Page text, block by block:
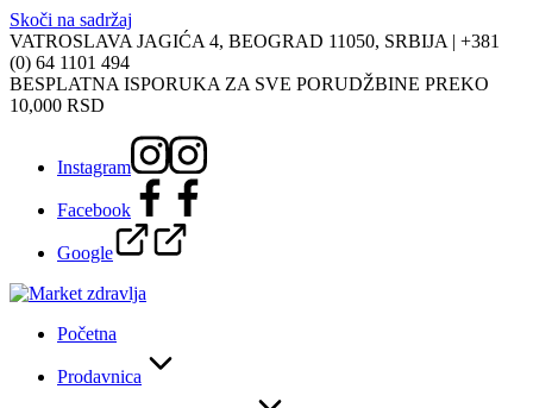
Skoči na sadržaj
VATROSLAVA JAGIĆA 4, BEOGRAD 11050, SRBIJA | +381
(0) 64 1101 494
BESPLATNA ISPORUKA ZA SVE PORUDŽBINE PREKO
10,000 RSD
Instagram
Facebook
Google
Početna
Prodavnica